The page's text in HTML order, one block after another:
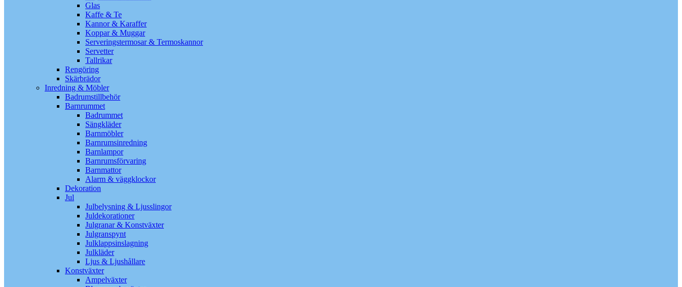
Glas
Kaffe & Te
Kannor & Karaffer
Koppar & Muggar
Serveringstermosar & Termoskannor
Servetter
Tallrikar
Rengöring
Skärbrädor
Inredning & Möbler
Badrumstillbehör
Barnrummet
Badrummet
Sängkläder
Barnmöbler
Barnrumsinredning
Barnlampor
Barnrumsförvaring
Barnmattor
Alarm & väggklockor
Dekoration
Jul
Julbelysning & Ljusslingor
Juldekorationer
Julgranar & Konstväxter
Julgranspynt
Julklappsinslagning
Julkläder
Ljus & Ljushållare
Konstväxter
Ampelväxter